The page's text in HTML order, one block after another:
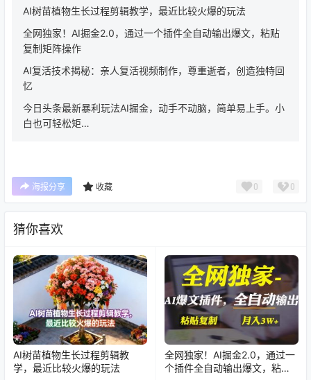
AI树苗植物生长过程剪辑教学，最近比较火爆的玩法
全网独家！AI掘金2.0，通过一个插件全自动输出爆文，粘贴
复制矩阵操作
AI复活技术揭秘：亲人复活视频制作，尊重逝者，创造独特回
忆
今日头条最新暴利玩法AI掘金，动手不动脑，简单易上手。小
白也可轻松矩…
海报分享 收藏 0 0
猜你喜欢
AI树苗植物生长过程剪辑教
学，最近比较火爆的玩法
全网独家！AI掘金2.0，通过一
个插件全自动输出爆文，粘贴